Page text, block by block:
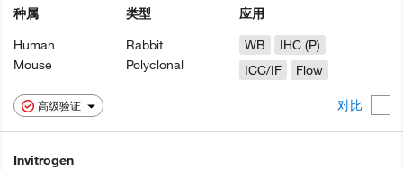
高级验证 对比
种属
Human
Mouse
类型
Rabbit
Polyclonal
应用
WB
IHC (P)
ICC/IF
Flow
Invitrogen